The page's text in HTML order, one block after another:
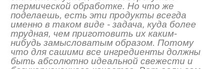
термической обработке. Но что же
поделаешь, есть эти продукты всегда
именно в таком виде - задача, куда более
трудная, чем приготовить их каким-
нибудь замысловатым образом. Потому
что для сашими все ингредиенты должны
быть абсолютно идеальной свежести и